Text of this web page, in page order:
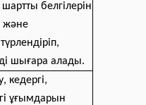
белгілерін
және
шығара алады.
кедергі,
ұғымдарын